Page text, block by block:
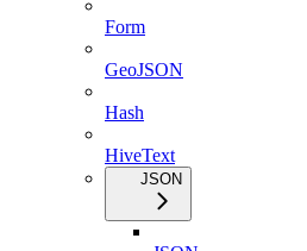
Form
GeoJSON
Hash
HiveText
JSON